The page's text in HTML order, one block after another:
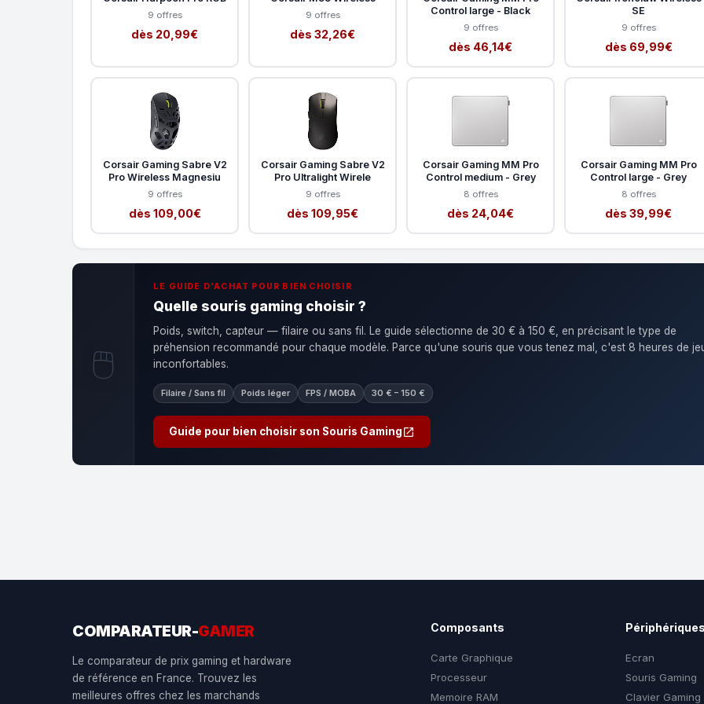
9 offres
dès 20,99€
9 offres
dès 32,26€
Control large - Black
9 offres
dès 46,14€
SE
9 offres
dès 69,99€
Corsair Gaming Sabre V2
Pro Wireless Magnesiu
9 offres
dès 109,00€
Corsair Gaming Sabre V2
Pro Ultralight Wirele
9 offres
dès 109,95€
Corsair Gaming MM Pro
Control medium - Grey
8 offres
dès 24,04€
Corsair Gaming MM Pro
Control large - Grey
8 offres
dès 39,99€
🖱️
LE GUIDE D'ACHAT POUR BIEN CHOISIR
Quelle souris gaming choisir ?
Poids, switch, capteur — filaire ou sans fil. Le guide sélectionne de 30 € à 150 €, en précisant le type de
préhension recommandé pour chaque modèle. Parce qu'une souris que vous tenez mal, c'est 8 heures de
inconfortables.
Filaire / Sans fil Poids léger FPS / MOBA 30 € – 150 €
Guide pour bien choisir son Souris Gaming
COMPARATEUR-GAMER
Le comparateur de prix gaming et hardware
de référence en France. Trouvez les
meilleures offres chez les marchands
Composants
Carte Graphique
Processeur
Memoire RAM
Ecran
Souris Gaming
Clavier Gaming